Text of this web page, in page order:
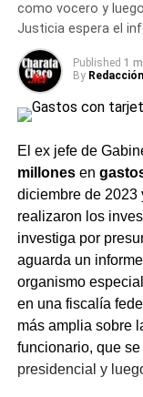
como vocero y
Justicia espera el
Published 1
By Redacción
El ex jefe de
millonesen
diciembre de 2023
realizaron los
investiga por
aguarda un
organismo
en una fiscalía
más amplia sobre
funcionario, que
presidencial y